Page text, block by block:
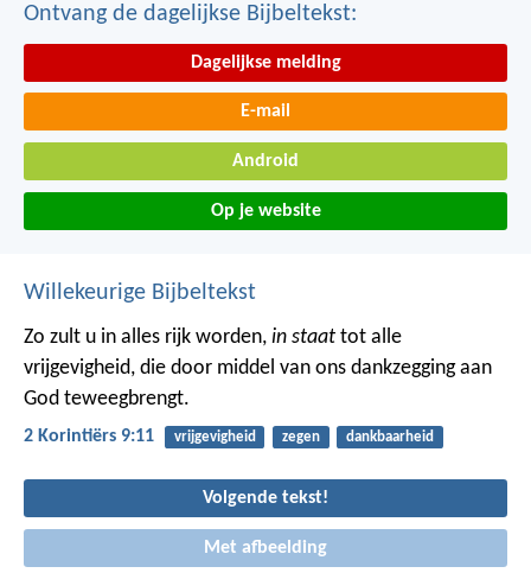
Ontvang de dagelijkse Bijbeltekst:
Dagelijkse melding
E-mail
Android
Op je website
Willekeurige Bijbeltekst
Zo zult u in alles rijk worden, in staat tot alle
vrijgevigheid, die door middel van ons dankzegging aan
God teweegbrengt.
2 Korintiërs 9:11 vrijgevigheid zegen dankbaarheid
Volgende tekst!
Met afbeelding